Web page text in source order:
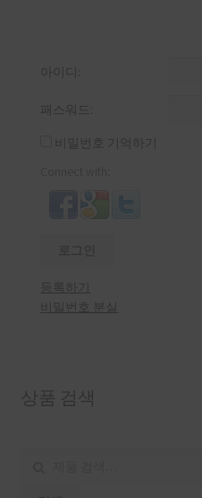
패스워드:
비밀번호 기억하기
등록하기
비밀번호 분실
상품 검색